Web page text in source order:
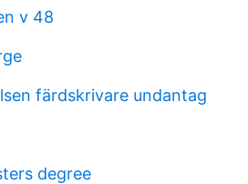
v 48
färdskrivare undantag
degree